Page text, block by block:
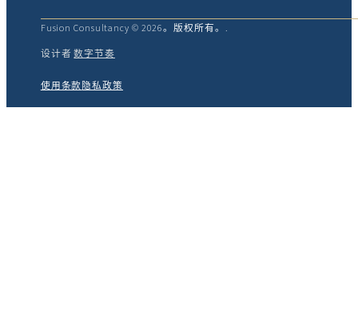
Fusion Consultancy © 2026。版权所有。.
设计者数字节奏
使用条款隐私政策